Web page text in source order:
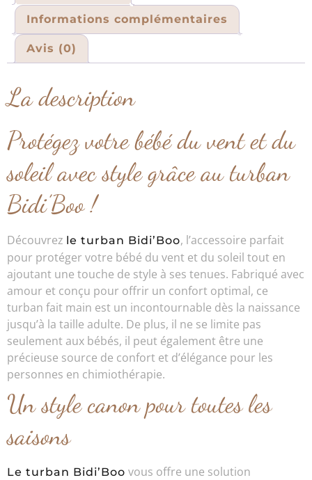
Informations complémentaires
Avis (0)
La description
Protégez votre bébé du vent et du
soleil avec style grâce au turban
Bidi’Boo !
Découvrez le turban Bidi’Boo, l’accessoire parfait
pour protéger votre bébé du vent et du soleil tout en
ajoutant une touche de style à ses tenues. Fabriqué avec
amour et conçu pour offrir un confort optimal, ce
turban fait main est un incontournable dès la naissance
jusqu’à la taille adulte. De plus, il ne se limite pas
seulement aux bébés, il peut également être une
précieuse source de confort et d’élégance pour les
personnes en chimiothérapie.
Un style canon pour toutes les
saisons
Le turban Bidi’Boo vous offre une solution